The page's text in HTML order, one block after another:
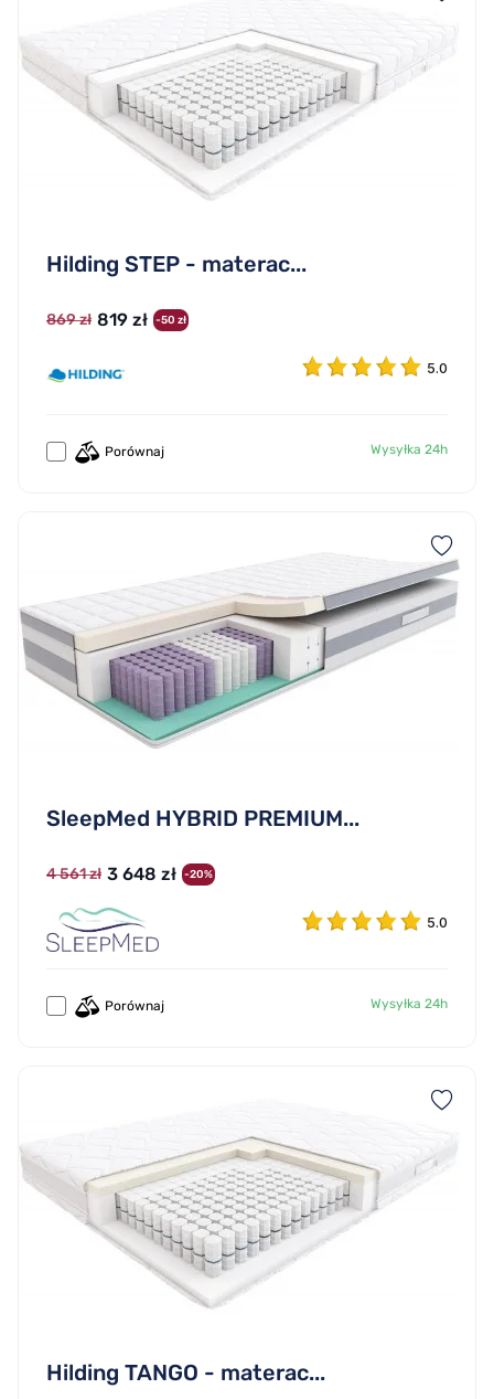
Hilding STEP - materac...
869 zł 819 zł -50 zł
5.0
Porównaj Wysyłka 24h
SleepMed HYBRID PREMIUM...
4 561 zł 3 648 zł -20%
5.0
Porównaj Wysyłka 24h
Hilding TANGO - materac...